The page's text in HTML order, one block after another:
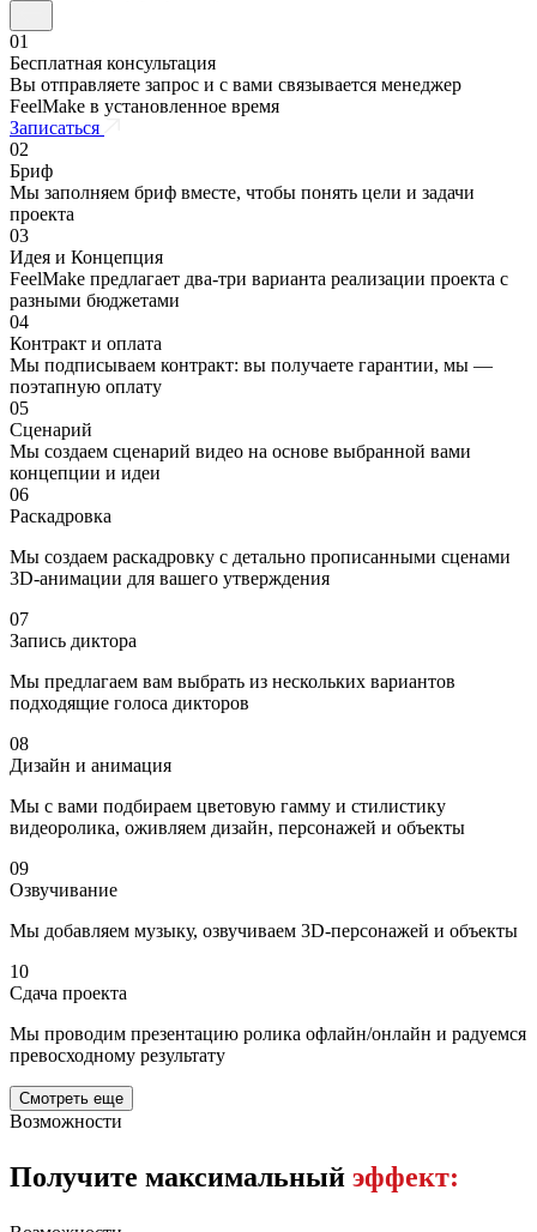
01
Бесплатная консультация
Вы отправляете запрос и с вами связывается менеджер
FeelMake в установленное время
Записаться
02
Бриф
Мы заполняем бриф вместе, чтобы понять цели и задачи
проекта
03
Идея и Концепция
FeelMake предлагает два-три варианта реализации проекта с
разными бюджетами
04
Контракт и оплата
Мы подписываем контракт: вы получаете гарантии, мы —
поэтапную оплату
05
Сценарий
Мы создаем сценарий видео на основе выбранной вами
концепции и идеи
06
Раскадровка
Мы создаем раскадровку с детально прописанными сценами
3D-анимации для вашего утверждения
07
Запись диктора
Мы предлагаем вам выбрать из нескольких вариантов
подходящие голоса дикторов
08
Дизайн и анимация
Мы с вами подбираем цветовую гамму и стилистику
видеоролика, оживляем дизайн, персонажей и объекты
09
Озвучивание
Мы добавляем музыку, озвучиваем 3D-персонажей и объекты
10
Сдача проекта
Мы проводим презентацию ролика офлайн/онлайн и радуемся
превосходному результату
Смотреть еще
Возможности
Получите максимальный эффект: